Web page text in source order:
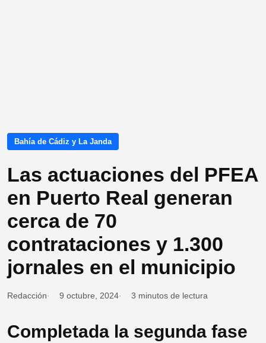
Bahía de Cádiz y La Janda
Las actuaciones del PFEA
en Puerto Real generan
cerca de 70
contrataciones y 1.300
jornales en el municipio
Redacción 9 octubre, 2024 3 minutos de lectura
Completada la segunda fase